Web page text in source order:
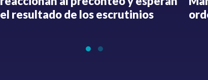
el resultado de los escrutinios